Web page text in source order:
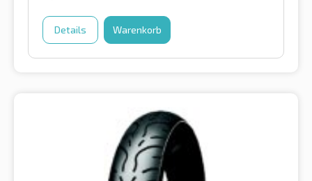
Details Warenkorb